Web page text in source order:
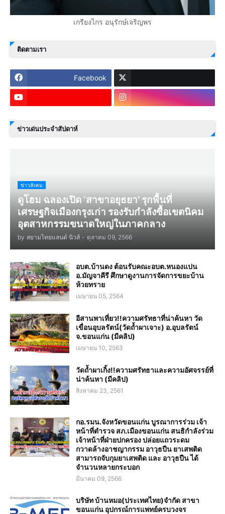
เกรียงไกร อนุรักษ์เจริญพร
ติดตามเรา
Facebook
ข่าวเด่นประจำสัปดาห์
ข่าวสังคม
ดูโฮม ฉลองเปิด ‘สาขาอยุธยา’ รุกพื้นที่
เศรษฐกิจเมืองกรุงเก่า รองรับกำลังซื้อเขตนิคม
อุตสาหกรรมขนาดใหญ่ในภาคกลาง
by สยามไทยแลนด์ นิวส์ - ตุลาคม 09, 2566
อบต.บ้านดง ต้อนรับคณะอบต.หนองแปน
อ.มัญจาคีรี ศึกษาดูงานการจัดการขยะบ้าน
ห้วยทราย
เมษายน 05, 2564
อีสานพาเที่ยว!!ความศรัทธาที่น่าค้นหา วัด
เขื่อนอุบลรัตน์(วัดถ้ำผาเจาะ) อ.อุบลรัตน์
จ.ขอนแก่น (มีคลิป)
เมษายน 10, 2563
วัดถ้ำผาเกิ้ง!!ความศรัทธาและความอัศจรรย์ที่
น่าค้นหา (มีคลิป)
สิงหาคม 23, 2561
กอ.รมน.จังหวัดขอนแก่น บูรณาการร่วม เจ้า
หน้าที่ตำรวจ สภ.เมืองขอนแก่น สนธิกำลังร่วม
เจ้าหน้าที่ฝ่ายปกครอง ปล่อยแถวระดม
กวาดล้างอาชญากรรม อาวุธปืน ยาเสพติด
สามารถจับกุมยาเสพติด และ อาวุธปืน ได้
จำนวนหลายกระบอก
มีนาคม 09, 2566
บริษัท บ้านหมอ(ประเทศไทย)จำกัด สาขา
ขอนแก่น อุปกรณ์การแพทย์ครบวงจร